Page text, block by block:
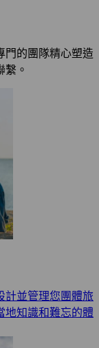
門的團隊精心塑造
繫。
計並管理您團體旅
地知識和難忘的體